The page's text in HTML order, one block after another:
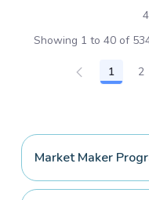
Showing 1 to 40 of
Page
1 2
Market Maker